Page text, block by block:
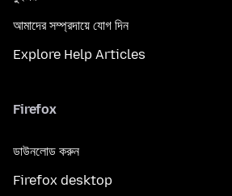
আমাদের সম্প্রদায়ে যোগ দিন
Explore Help Articles
Firefox
ডাউনলোড করুন
Firefox desktop